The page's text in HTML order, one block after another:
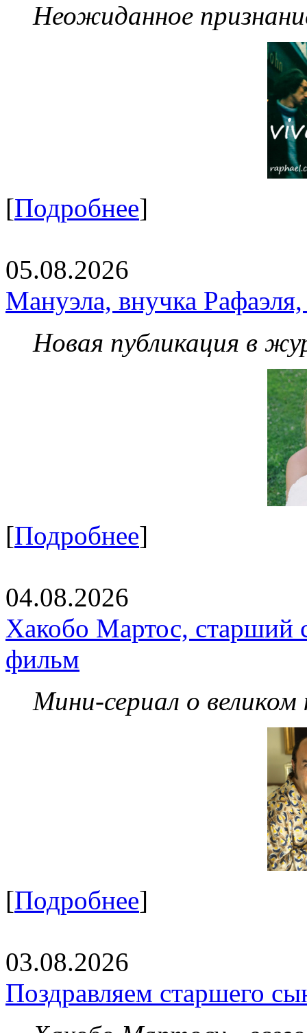
Неожиданное
[Подробнее]
05.08.2026
Мануэла, внучка
Новая публикация в
[Подробнее]
04.08.2026
Хакобо Мартос, старший
фильм
Мини-сериал о великом
[Подробнее]
03.08.2026
Поздравляем старшего